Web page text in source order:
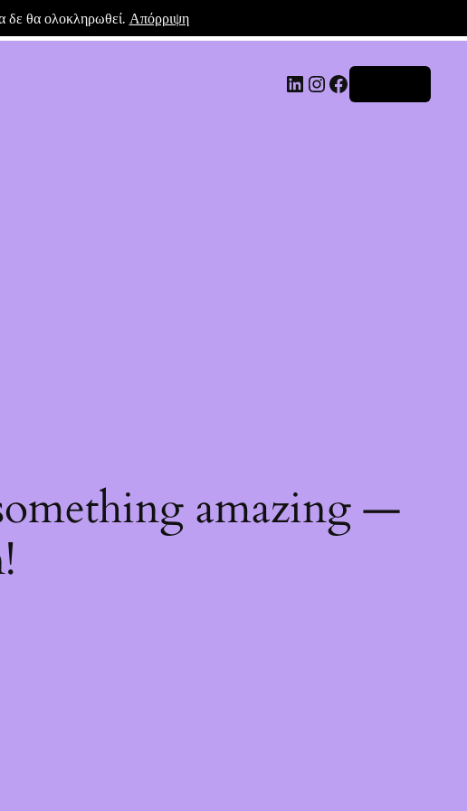
δε θα ολοκληρωθεί. Απόρριψη
amazing —